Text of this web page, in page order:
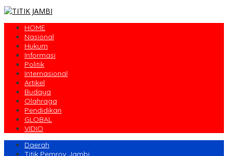
HOME
Nasional
Hukum
Informasi
Politik
Internasional
Artikel
Budaya
Olahraga
Pendidikan
GLOBAL
VIDIO
Daerah
Titik Pemrov Jambi